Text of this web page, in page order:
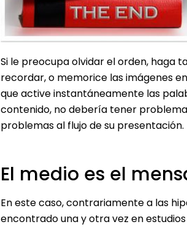
Si le preocupa olvidar el orden, haga
recordar, o memorice las imágenes
que active instantáneamente las
contenido, no debería tener
problemas al flujo de su presentación.
El medio es el
En este caso, contrariamente a las
encontrado una y otra vez en